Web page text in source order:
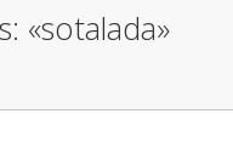
«sotalada»